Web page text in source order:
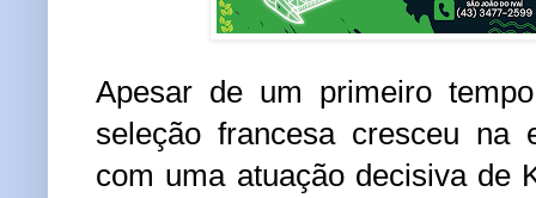
Apesar de um primeiro
seleção francesa cresceu na
com uma atuação decisiva de